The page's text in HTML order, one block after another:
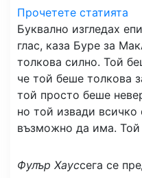
Прочетете статията
Буквално изгледах
глас, каза Буре за
толкова силно. Той
че той беше толкова
той просто беше
но той извади всичко
възможно да има. Той
Фулър Хауссега се